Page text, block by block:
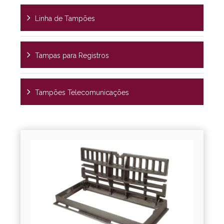
Linha de Tampões
Tampas para Registros
Tampões Telecomunicações